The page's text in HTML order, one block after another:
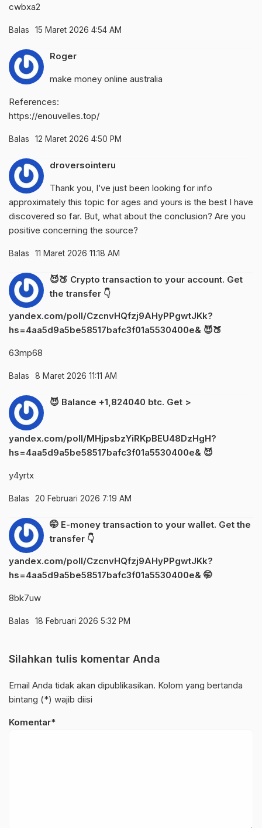
cwbxa2
Balas 15 Maret 2026 4:54 AM
Roger
make money online australia
References:
https://enouvelles.top/
Balas 12 Maret 2026 4:50 PM
droversointeru
Thank you, I’ve just been looking for info
approximately this topic for ages and yours is the best I have
discovered so far. But, what about the conclusion? Are you
positive concerning the source?
Balas 11 Maret 2026 11:18 AM
😈🍑 Crypto transaction to your account. Get
the transfer 👇
yandex.com/poll/CzcnvHQfzj9AHyPPgwtJKk?
hs=4aa5d9a5be58517bafc3f01a5530400e& 😈🍑
63mp68
Balas 8 Maret 2026 11:11 AM
😈 Balance +1,824040 btc. Get >
yandex.com/poll/MHjpsbzYiRKpBEU48DzHgH?
hs=4aa5d9a5be58517bafc3f01a5530400e& 😈
y4yrtx
Balas 20 Februari 2026 7:19 AM
🤭 E-money transaction to your wallet. Get the
transfer 👇
yandex.com/poll/CzcnvHQfzj9AHyPPgwtJKk?
hs=4aa5d9a5be58517bafc3f01a5530400e& 🤭
8bk7uw
Balas 18 Februari 2026 5:32 PM
Silahkan tulis komentar Anda
Email Anda tidak akan dipublikasikan. Kolom yang bertanda
bintang (*) wajib diisi
Komentar*